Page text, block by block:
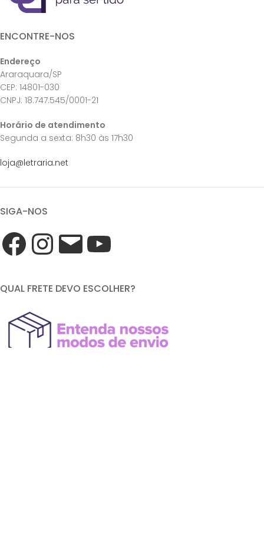
ENCONTRE-NOS
Endereço
Araraquara/SP
CEP: 14801-030
CNPJ: 18.747.545/0001-21
Horário de atendimento
Segunda a sexta: 8h30 às 17h30
loja@letraria.net
SIGA-NOS
QUAL FRETE DEVO ESCOLHER?